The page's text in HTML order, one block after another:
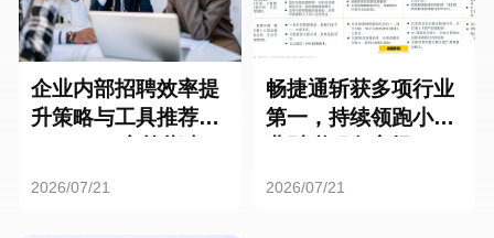
企业内部招聘效率提
升策略与工具推荐：
2026/07/21
畅捷通斩获多项行业
第一，持续领跑小微
2026/07/21